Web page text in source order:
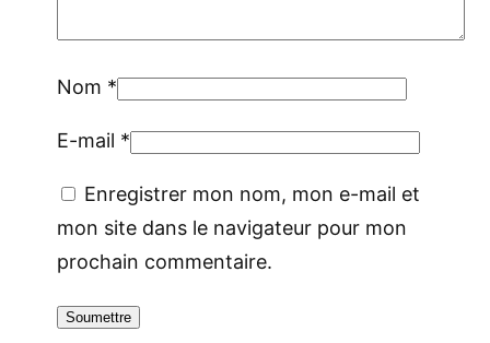
Nom *
E-mail *
Enregistrer mon nom, mon e-mail et
mon site dans le navigateur pour mon
prochain commentaire.